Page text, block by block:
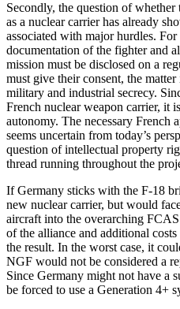
Secondly, the question of
as a nuclear carrier has already
associated with major hurdles.
documentation of the fighter and
mission must be disclosed on a
must give their consent, the
military and industrial secrecy.
French nuclear weapon carrier, it
autonomy. The necessary French
seems uncertain from today’s
question of intellectual property
thread running throughout the
If Germany sticks with the F-18
new nuclear car­rier, but would
aircraft into the overarching
of the alliance and additional
the result. In the worst case, it
NGF would not be considered a
Since Ger­many might not have a
be forced to use a Generation 4+